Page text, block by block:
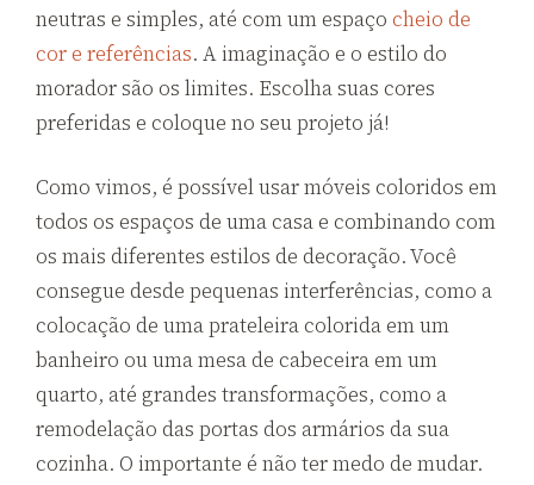
neutras e simples, até com um espaço cheio de
cor e referências. A imaginação e o estilo do
morador são os limites. Escolha suas cores
preferidas e coloque no seu projeto já!
Como vimos, é possível usar móveis coloridos em
todos os espaços de uma casa e combinando com
os mais diferentes estilos de decoração. Você
consegue desde pequenas interferências, como a
colocação de uma prateleira colorida em um
banheiro ou uma mesa de cabeceira em um
quarto, até grandes transformações, como a
remodelação das portas dos armários da sua
cozinha. O importante é não ter medo de mudar.